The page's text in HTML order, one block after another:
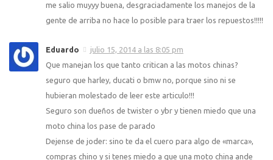
me salio muyyy buena, desgraciadamente los manejos de la
gente de arriba no hace lo posible para traer los repuestos!!!!!
Eduardo
julio 15, 2014 a las 8:05 pm
Que manejan los que tanto critican a las motos chinas?
seguro que harley, ducati o bmw no, porque sino ni se
hubieran molestado de leer este articulo!!!
Seguro son dueños de twister o ybr y tienen miedo que una
moto china los pase de parado
Dejense de joder: sino te da el cuero para algo de «marca»,
compras chino y si tenes miedo a que una moto china ande